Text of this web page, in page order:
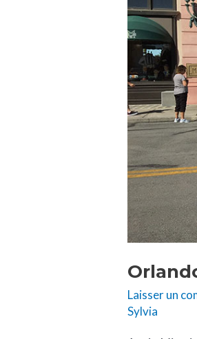
Laisser un
Sylvia
?
Que
voir
?